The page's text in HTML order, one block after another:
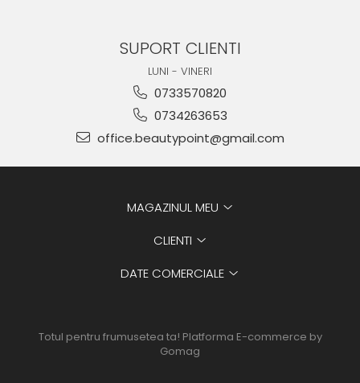
SUPORT CLIENTI
LUNI - VINERI
0733570820
0734263653
office.beautypoint@gmail.com
MAGAZINUL MEU
CLIENTI
DATE COMERCIALE
Totul pentru frumusetea ta! Platforma E-commerce by
Gomag